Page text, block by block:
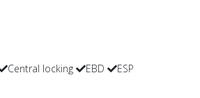
Central locking EBD
ESP